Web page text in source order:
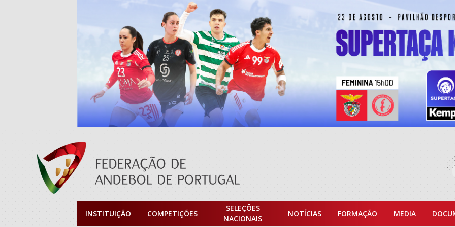
INSTITUIÇÃO COMPETIÇÕES
SELEÇÕES
NACIONAIS
NOTÍCIAS FORMAÇÃO MEDIA